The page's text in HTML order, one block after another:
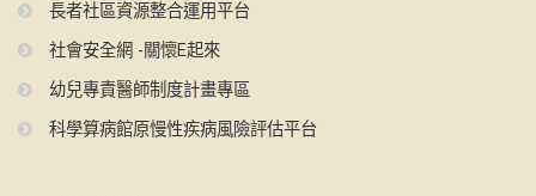
長者社區資源整合運用平台
社會安全網 -關懷E起來
幼兒專責醫師制度計畫專區
科學算病館原慢性疾病風險評估平台